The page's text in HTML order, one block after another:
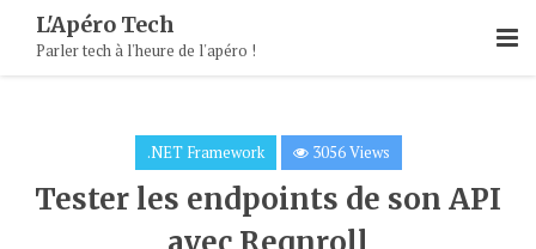
Content
L'Apéro Tech
Parler tech à l'heure de l'apéro !
.NET Framework 3056 Views
Tester les endpoints de son API